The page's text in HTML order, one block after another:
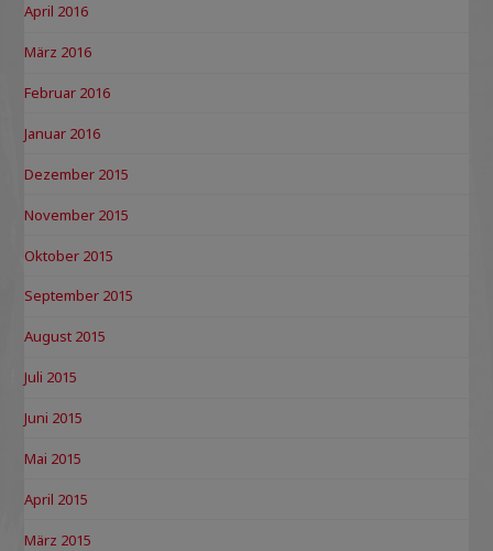
April 2016
März 2016
Februar 2016
Januar 2016
Dezember 2015
November 2015
Oktober 2015
September 2015
August 2015
Juli 2015
Juni 2015
Mai 2015
April 2015
März 2015